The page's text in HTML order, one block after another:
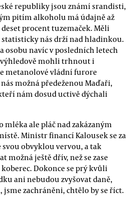
republiky jsou známí srandisti,
pitím alkoholu má údajně až
procent tuzemaček. Měli
nás drží nad hladinkou.
osobu navíc v posledních letech
mohli trhnout i
metanolové vládní furore
možná předeženou Maďaři,
nám dosud uctivě dýchali
ale pláč nad zakázaným
Ministr financí Kalousek se za
obvyklou vervou, a tak
možná ještě dřív, než se zase
Dokonce se prý kvůli
ani nebudou zvyšovat daně,
jsme zachráněni, chtělo by se říct.